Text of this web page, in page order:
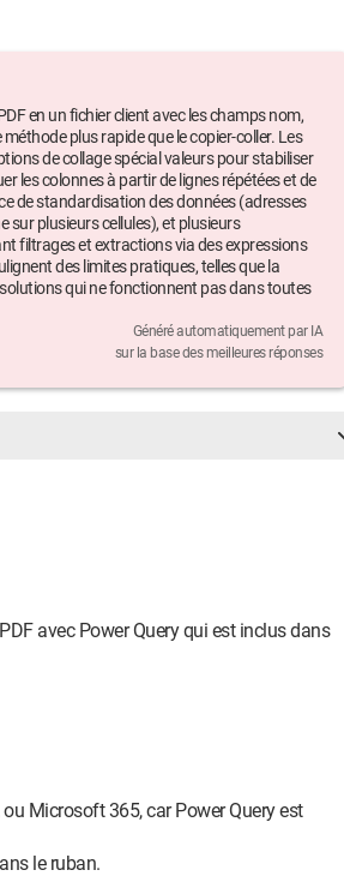
en un fichier client avec les champs nom,
plus rapide que le copier-coller. Les
de collage spécial valeurs pour stabiliser
les colonnes à partir de lignes répétées et de
de standardisation des données (adresses
sur plusieurs cellules), et plusieurs
filtrages et extractions via des expressions
des limites pratiques, telles que la
qui ne fonctionnent pas dans toutes
Généré automatiquement par IA
sur la base des meilleures réponses
avec Power Query qui est inclus dans
Microsoft 365, car Power Query est
le ruban.